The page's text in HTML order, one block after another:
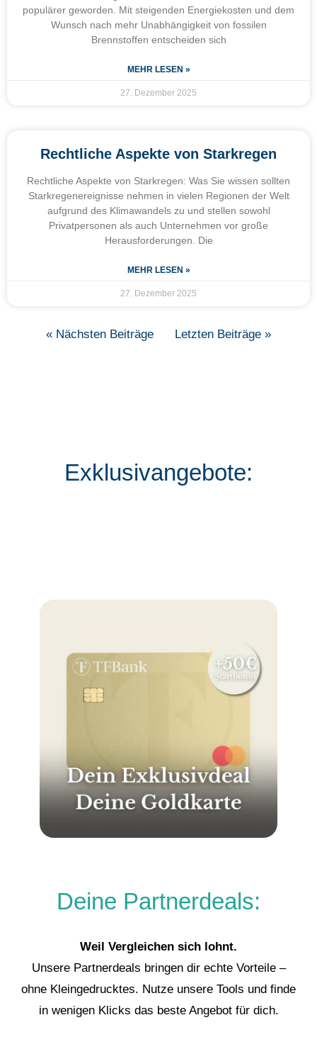
populärer geworden. Mit steigenden Energiekosten und dem
Wunsch nach mehr Unabhängigkeit von fossilen
Brennstoffen entscheiden sich
MEHR LESEN »
27. Dezember 2025
Rechtliche Aspekte von Starkregen
Rechtliche Aspekte von Starkregen: Was Sie wissen sollten
Starkregenereignisse nehmen in vielen Regionen der Welt
aufgrund des Klimawandels zu und stellen sowohl
Privatpersonen als auch Unternehmen vor große
Herausforderungen. Die
MEHR LESEN »
27. Dezember 2025
« Nächsten Beiträge Letzten Beiträge »
Exklusivangebote:
Deine Partnerdeals:
Weil Vergleichen sich lohnt.
Unsere Partnerdeals bringen dir echte Vorteile –
ohne Kleingedrucktes. Nutze unsere Tools und finde
in wenigen Klicks das beste Angebot für dich.